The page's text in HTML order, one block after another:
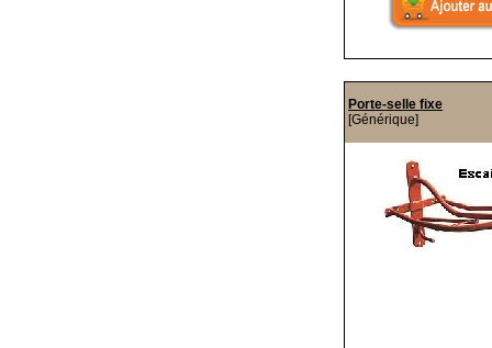
Porte-selle fixe
[Générique]